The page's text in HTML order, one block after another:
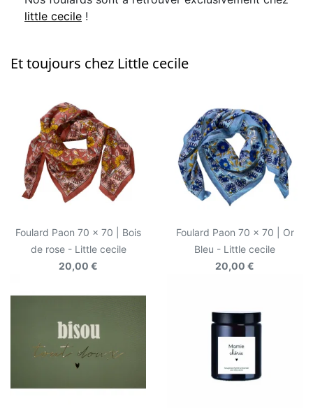
little cecile !
Et toujours chez Little cecile
Foulard Paon 70 x 70 | Bois
de rose - Little cecile
20,00 €
Foulard Paon 70 x 70 | Or
Bleu - Little cecile
20,00 €